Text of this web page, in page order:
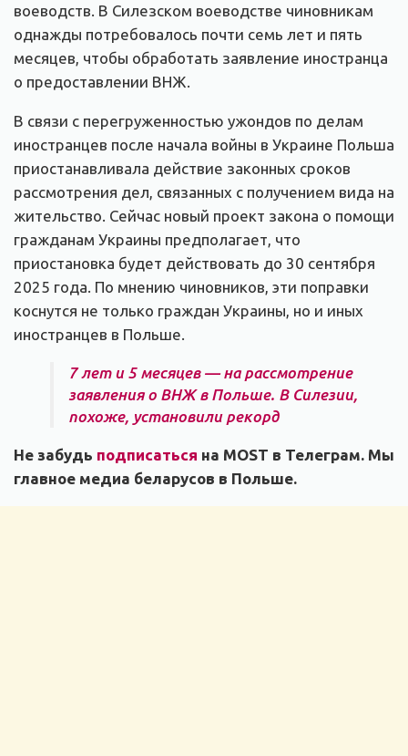
воеводств. В Силезском воеводстве чиновникам
однажды потребовалось почти семь лет и пять
месяцев, чтобы обработать заявление иностранца
о предоставлении ВНЖ.
В связи с перегруженностью ужондов по делам
иностранцев после начала войны в Украине Польша
приостанавливала действие законных сроков
рассмотрения дел, связанных с получением вида на
жительство. Сейчас новый проект закона о помощи
гражданам Украины предполагает, что
приостановка будет действовать до 30 сентября
2025 года. По мнению чиновников, эти поправки
коснутся не только граждан Украины, но и иных
иностранцев в Польше.
7 лет и 5 месяцев — на рассмотрение
заявления о ВНЖ в Польше. В Силезии,
похоже, установили рекорд
Не забудь подписаться на MOST в Телеграм. Мы
главное медиа беларусов в Польше.